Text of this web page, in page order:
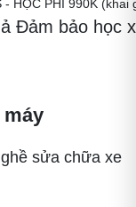
- HỌC PHÍ 990K
Đảm bảo học
sửa chữa xe